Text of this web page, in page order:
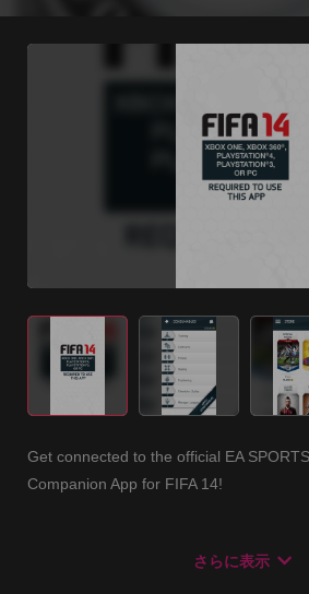
Get connected to the official EA
Companion App for FIFA 14!
to FIFA 14 (Xbox One, Xbox 360®,
さらに表示